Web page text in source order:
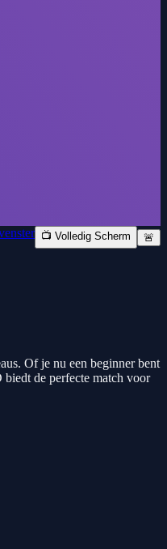
📺 Volledig Scherm 🚨
Of je nu een beginner bent
de perfecte match voor